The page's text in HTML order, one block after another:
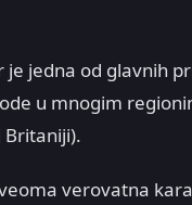
jedna od glavnih
u mnogim
verovatna